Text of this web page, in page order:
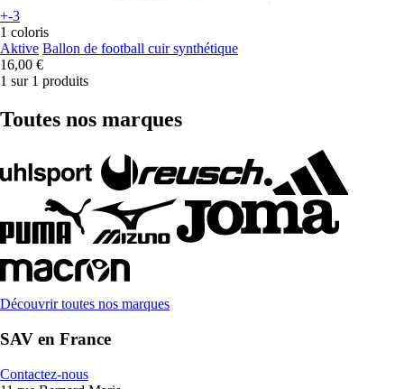
+-3
1 coloris
Aktive Ballon de football cuir synthétique
16,00 €
1 sur 1 produits
Toutes nos marques
Découvrir toutes nos marques
SAV en France
Contactez-nous